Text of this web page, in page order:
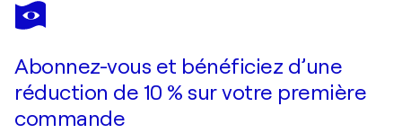
JO SCHMID
Die seltsame Freiheit der Meere 4
Abonnez-vous et bénéficiez d’une
réduction de 10 % sur votre première
commande